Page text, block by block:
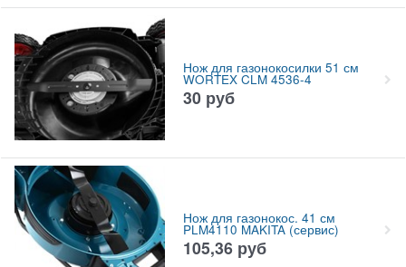
Нож для газонокосилки 51 см
WORTEX CLM 4536-4
30 руб
Нож для газонокос. 41 см
PLM4110 MAKITA (сервис)
105,36 руб